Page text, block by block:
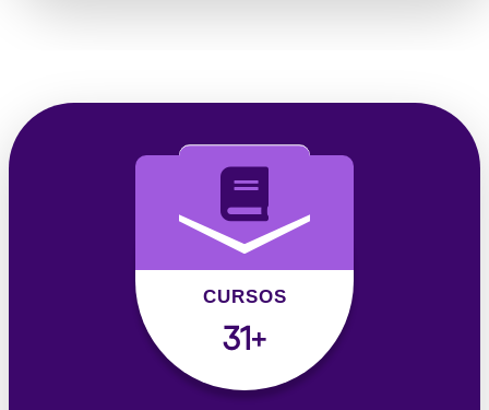
CURSOS
31+